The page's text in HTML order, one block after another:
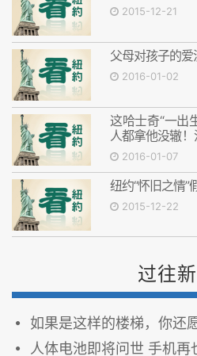
2015-12-21
父母对孩子的爱
2016-01-02
这哈士奇“一出
人都拿他没辙！
瞬间爆红了！
2016-01-07
纽约“怀旧之情”
2015-12-22
过往
如果是这样的楼梯，你还
人体电池即将问世 手机再